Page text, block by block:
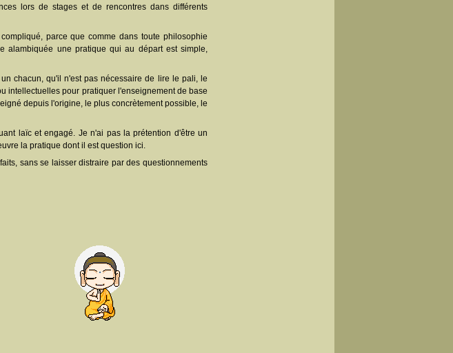
lors de stages et de rencontres dans différents
parce que comme dans toute philosophie
alambiquée une pratique qui au départ est simple,
chacun, qu'il n'est pas nécessaire de lire le pali, le
intellectuelles pour pratiquer l'enseignement de base
depuis l'origine, le plus concrètement possible, le
laïc et engagé. Je n'ai pas la prétention d'être un
la pratique dont il est question ici.
sans se laisser distraire par des questionnements